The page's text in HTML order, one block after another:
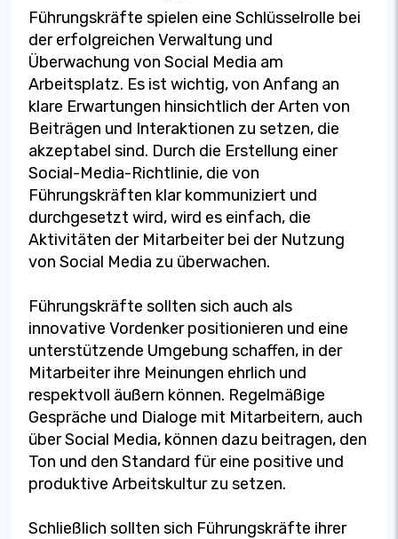
Führungskräfte spielen eine Schlüsselrolle bei
der erfolgreichen Verwaltung und
Überwachung von Social Media am
Arbeitsplatz. Es ist wichtig, von Anfang an
klare Erwartungen hinsichtlich der Arten von
Beiträgen und Interaktionen zu setzen, die
akzeptabel sind. Durch die Erstellung einer
Social-Media-Richtlinie, die von
Führungskräften klar kommuniziert und
durchgesetzt wird, wird es einfach, die
Aktivitäten der Mitarbeiter bei der Nutzung
von Social Media zu überwachen.
Führungskräfte sollten sich auch als
innovative Vordenker positionieren und eine
unterstützende Umgebung schaffen, in der
Mitarbeiter ihre Meinungen ehrlich und
respektvoll äußern können. Regelmäßige
Gespräche und Dialoge mit Mitarbeitern, auch
über Social Media, können dazu beitragen, den
Ton und den Standard für eine positive und
produktive Arbeitskultur zu setzen.
Schließlich sollten sich Führungskräfte ihrer